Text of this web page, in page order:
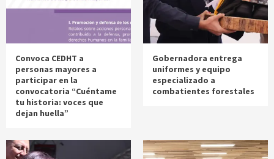
Convoca CEDHT a
personas mayores a
participar en la
convocatoria “Cuéntame
tu historia: voces que
dejan huella”
Gobernadora entrega
uniformes y equipo
especializado a
combatientes forestales